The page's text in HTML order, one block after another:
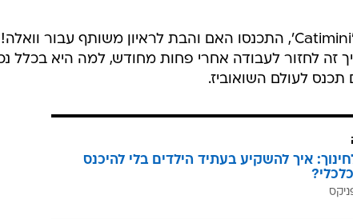
לצורך צילומי קמפיין משותף לחברת 'Catimini', התכנסו האם והבת לראיון משותף עבור וואלה!
זה לחזור לעבודה אחרי פחות מחודש, למה היא בכלל
לעולם השואוביז.
איך להשקיע בעתיד הילדים בלי להיכנס